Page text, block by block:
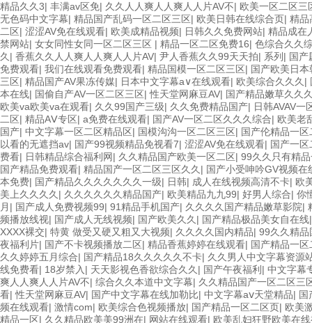
精品久久3| 丰满av区免| 久久人人爽人人爽人人片AV不| 欧美一区二区三
无色码中文字幕| 精品国产乱码一区二区三区| 欧美日韩在线综合页| 精品
二区| 涩涩AV免在线观看| 欧美成精品视频| 日韩久久免费网站| 精品成在
禁网站| 女女同性女同一区二区三区 | 精品一区二区免费16| 色综合久久
久 | 香蕉久久人人爽人人爽人人片AV| 尹人香蕉久久99天天拍| 系列 | 国产
免费观看| 我们在线观看免费观看| 精品国模一区二区三区| 国产欧美日
三区| 精品国产AV果冻传媒| 日本中文字幕a∨在线观看| 欧美综合久久久 |
本在线| 国偷自产AV一区二区三区|性天堂网麻豆AV| 国产精品嫩草久久
欧美va欧美va在观看| 久久99国产三级| 久久免费精品国产| 日韩AVAV一
二区| 精品AⅤ专区| a免费在线观看| 国产AV一区二区久久久综合| 欧美老
国产| 中文字幕一区二区精品区| 国模沟沟一区二区三区| 国产伦精品一
以看的无遮挡av| 国产99视频精品免视看7| 涩涩AV免在线观看| 国产一
费看| 日韩精品综合福利网| 久久精品国产欧美一区二区| 99久久只有精
国产精品免费观看| 精品国产一区二区三区久久 | 国产小受呻吟GV视频在
本免费| 国产精品久久久久久久久一级| 日韩| 成人在线视频高清不卡| 欧
美上久久久久 | 久久久久久久精品国产| 欧美精品九九99| 好男人综合| 你
月 | 国产成人免费视频99| 91精品手机国产| 久久久久国产精品嫩草影院|
频播放线视| 国产成人无线视频| 国产欧美久久 | 国产精品极品美女自在线
XXXX裸交| 特黄 做受又硬又粗又大视频| 久久久久国内精品| 99久久精
夜福利片| 国产不卡视频播放二区| 精品香蕉婷婷在线观看| 国产精品一区
久久婷婷五月综合| 国产精品18久久久久久不卡| 久久男人中文字幕资源
线免费看| 18岁禁入 | 天天影视色香欲综合久久 | 国产午夜福利 | 中文字幕
爽人人爽人人片AV不| 综合久久本道中文字幕| 久久精品国产一区二区三
看|性天堂网麻豆AV| 国产中文字幕在线加勒比| 中文字幕aⅴ天堂精品| 国
频在线观看| 激情com| 欧美综合色视频播放| 国产精品一区二区页| 欧美
精品一区| 久久精品欧美美99洲在| 网站在线观看| 欧美乱妇狂野欧美在